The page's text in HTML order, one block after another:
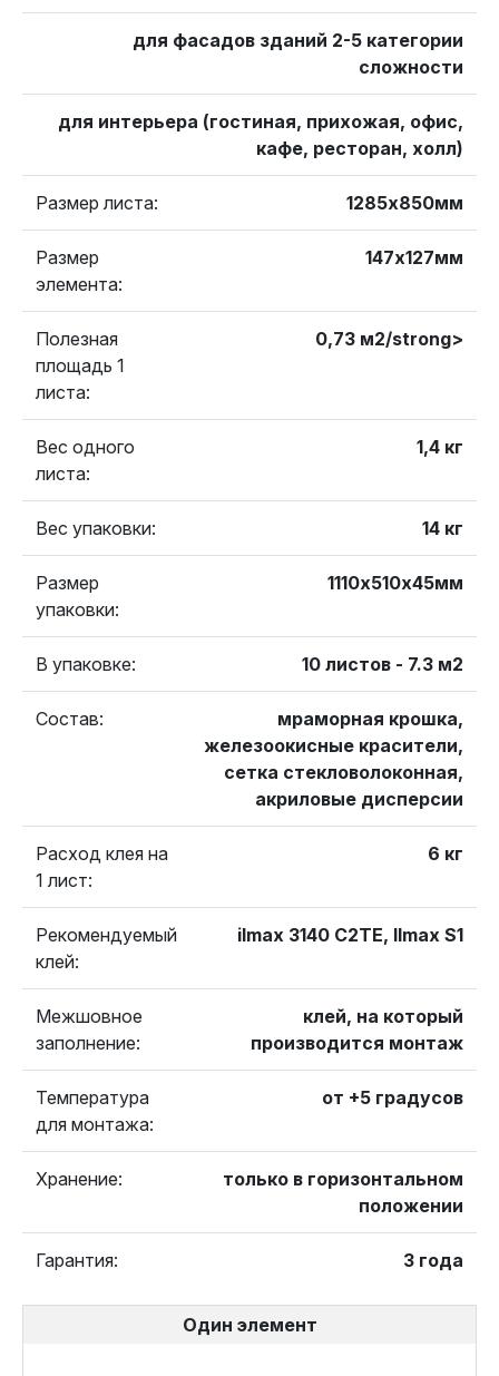
для фасадов зданий 2-5 категории
сложности
для интерьера (гостиная, прихожая, офис,
кафе, ресторан, холл)
Размер листа: 1285х850мм
Размер
элемента:
147х127мм
Полезная
площадь 1
листа:
0,73 м2/strong>
Вес одного
листа:
1,4 кг
Вес упаковки: 14 кг
Размер
упаковки:
1110х510х45мм
В упаковке: 10 листов - 7.3 м2
Состав:
мраморная крошка,
железоокисные красители,
сетка стекловолоконная,
акриловые дисперсии
Расход клея на
1 лист:
6 кг
Рекомендуемый
клей:
ilmax 3140 C2TE, Ilmax S1
Межшовное
заполнение:
клей, на который
производится монтаж
Температура
для монтажа:
от +5 градусов
Хранение:
только в горизонтальном
положении
Гарантия: 3 года
Один элемент